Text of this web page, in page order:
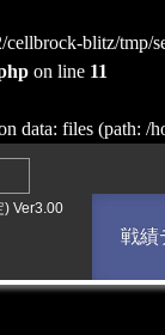
cellbrock-blitz/
on line 11
data: files (path:
) Ver3.00
戦績